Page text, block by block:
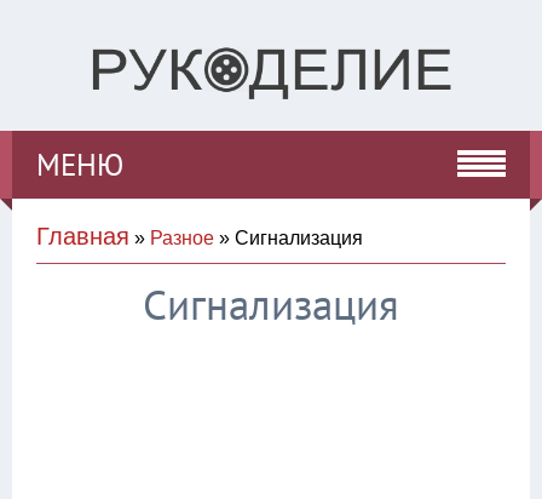
МЕНЮ
Главная » Разное » Сигнализация
Сигнализация